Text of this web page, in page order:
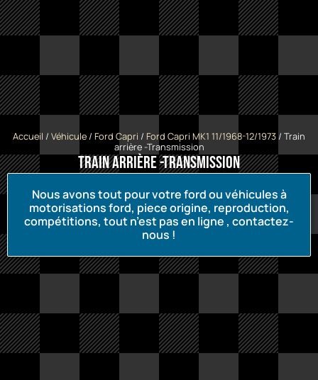
Accueil / Véhicule / Ford Capri / Ford Capri MK1 11/1968-12/1973 / Train
arrière -Transmission
Train arrière -Transmission
Nous avons tout pour votre ford ou véhicules à
motorisations ford, piece origine, reproduction,
compétitions, tout n’est pas en ligne , contactez-
nous !